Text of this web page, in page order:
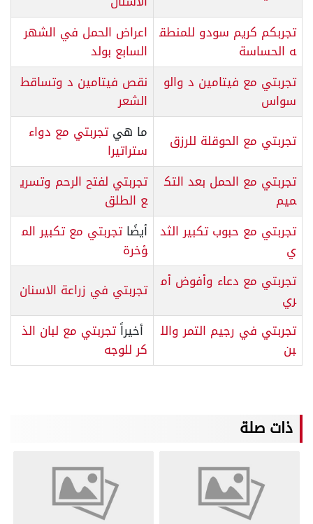
تجربكم كريم سودو للمنطق
ه الحساسة
اعراض الحمل في الشهر
السابع بولد
تجربتي مع فيتامين د والو
سواس
نقص فيتامين د وتساقط
الشعر
تجربتي مع الحوقلة للرزق
ما هيتجربتي مع دواء
ستراتيرا
تجربتي مع الحمل بعد التك
ميم
تجربتي لفتح الرحم وتسري
ع الطلق
تجربتي مع حبوب تكبير الثد
ي
أيضًاتجربتي مع تكبير الم
ؤخرة
تجربتي مع دعاء وأفوض أم
ري
تجربتي في زراعة الاسنان
تجربتي في رجيم التمر والل
بن
أخيراًتجربتي مع لبان الذ
كر للوجه
ذات صلة